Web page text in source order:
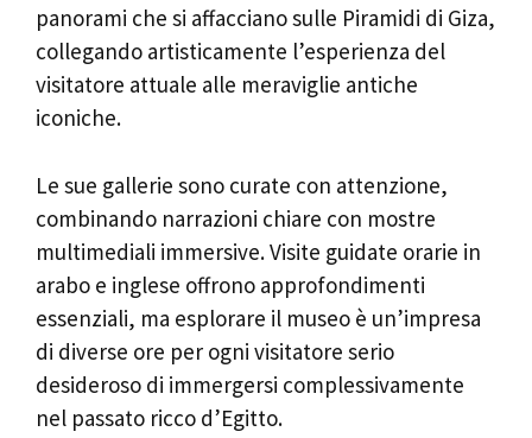
panorami che si affacciano sulle Piramidi di Giza,
collegando artisticamente l’esperienza del
visitatore attuale alle meraviglie antiche
iconiche.
Le sue gallerie sono curate con attenzione,
combinando narrazioni chiare con mostre
multimediali immersive. Visite guidate orarie in
arabo e inglese offrono approfondimenti
essenziali, ma esplorare il museo è un’impresa
di diverse ore per ogni visitatore serio
desideroso di immergersi complessivamente
nel passato ricco d’Egitto.